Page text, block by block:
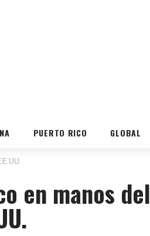
PUERTO RICO GLOBAL
en manos del